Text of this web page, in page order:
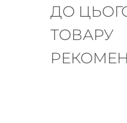
ДО
ТОВАРУ